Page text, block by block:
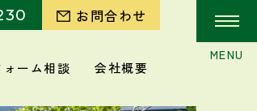
ォーム相談 会社概要
お問合わせ